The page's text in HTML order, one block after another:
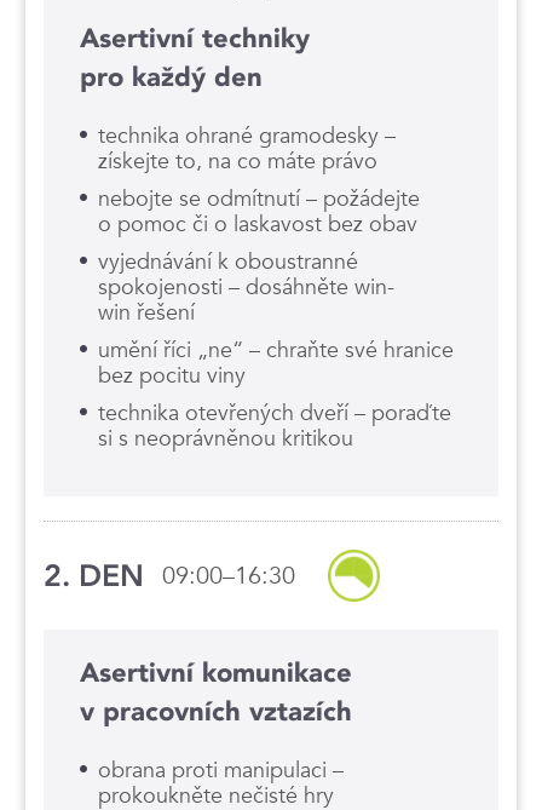
Asertivní techniky
pro každý den
technika ohrané gramodesky –
získejte to, na co máte právo
nebojte se odmítnutí – požádejte
o pomoc či o laskavost bez obav
vyjednávání k oboustranné
spokojenosti – dosáhněte win-
win řešení
umění říci „ne“ – chraňte své hranice
bez pocitu viny
technika otevřených dveří – poraďte
si s neoprávněnou kritikou
2. DEN 09:00–16:30
Asertivní komunikace
v pracovních vztazích
obrana proti manipulaci –
prokoukněte nečisté hry